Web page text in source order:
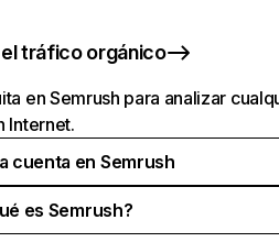
tráfico orgánico
en Semrush para analizar
Internet.
cuenta en Semrush
es Semrush?